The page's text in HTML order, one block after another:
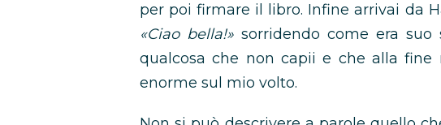
per poi firmare il libro. Infine arrivai da
«Ciao bella!» sorridendo come era
qualcosa che non capii e che alla fine
enorme sul mio volto.